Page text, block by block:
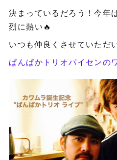
決まっているだろう！今年
烈に熱い🔥
いつも仲良くさせていただ
ぱんぱかトリオパイセンの